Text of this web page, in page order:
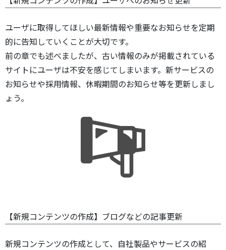
ユーザに取得してほしい最新情報や重要なお知らせを定期
的に告知していくことが大切です。
前の章でも述べましたが、古い情報のみが掲載されている
サイトにユーザは不安を感じてしまいます。新サービスの
お知らせや採用情報、休暇期間のお知らせ等を更新しまし
ょう。
【新規コンテンツの作成】ブログなどの記事更新
新規コンテンツの作成として、自社製品やサービスの紹